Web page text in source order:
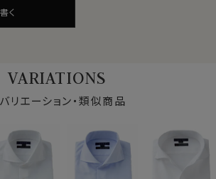
ジーケア加工を施してあるのでアイ
ト感や素材感をよりアップさせたうえ
ーケア加工を施しました。
感にあふれ着心地のいい、その上洗
といった、相反する事象を併せ持っ
りました。
（120番手双糸）
ムコットン＝スーピマ綿
ケア
ンカラー（ワンピースカラー）
タイプ
く
VARIATIONS
リエーション・類似商品